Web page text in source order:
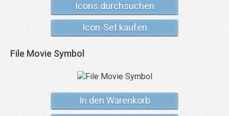
Icons durchsuchen
Icon-Set kaufen
File Movie Symbol
In den Warenkorb